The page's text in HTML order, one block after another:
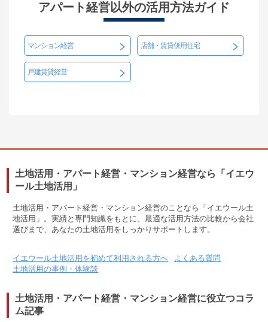
アパート経営以外の活用方法ガイド
マンション経営 店舗・賃貸併用住宅
戸建賃貸経営
土地活用・アパート経営・マンション経営なら「イエウ
ール土地活用」
土地活用・アパート経営・マンション経営のことなら「イエウール土
地活用」。実績と専門知識をもとに、最適な活用方法の比較から会社
選びまで、あなたの土地活用をしっかりサポートします。
イエウール土地活用を初めて利用される方へ
よくある質問
土地活用の事例・体験談
土地活用・アパート経営・マンション経営に役立つコラ
ム記事